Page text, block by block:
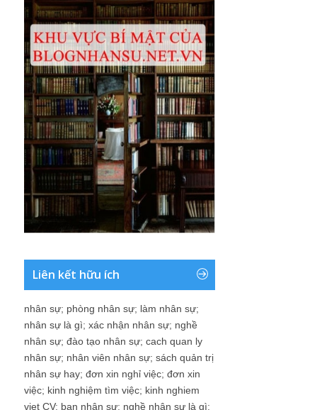
Liên kết hữu ích
nhân sự; phòng nhân sự; làm nhân sự;
nhân sự là gì; xác nhận nhân sự; nghề
nhân sự; đào tạo nhân sự; cach quan ly
nhân sự; nhân viên nhân sự; sách quản trị
nhân sự hay; đơn xin nghỉ việc; đơn xin
việc; kinh nghiệm tìm việc; kinh nghiem
viet CV; ban nhân sự; nghề nhân sự là gì;